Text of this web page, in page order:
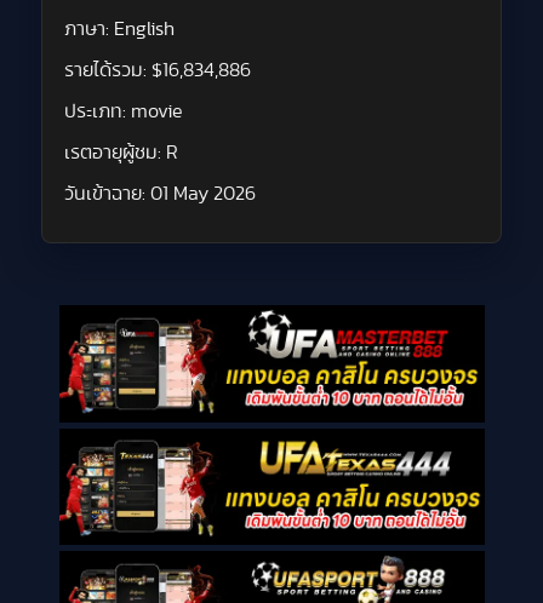
ภาษา: English
รายได้รวม: $16,834,886
ประเภท: movie
เรตอายุผู้ชม: R
วันเข้าฉาย: 01 May 2026